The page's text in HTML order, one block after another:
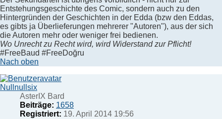
Entstehungsgeschichte des Comic, sondern auch zu den
Hintergründen der Geschichten in der Edda (bzw den Eddas,
es gibts ja Überlieferungen mehrerer "Autoren"), aus der sich
die Autoren mehr oder weniger frei bedienen.
Wo Unrecht zu Recht wird, wird Widerstand zur Pflicht!
#FreeBaud #FreeDoğru
Nach oben
Nullnullsix
AsterIX Bard
Beiträge: 1658
Registriert: 19. April 2014 19:56